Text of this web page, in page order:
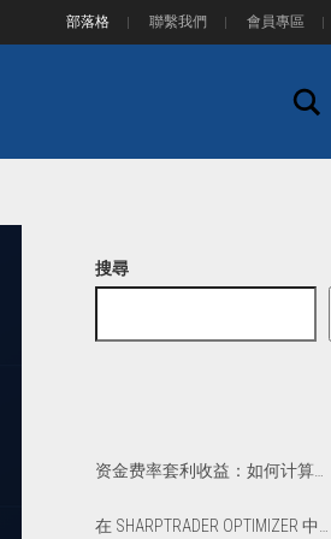
部落格 聯繫我們 會員專區
搜尋
资金费率套利收益：如何计算净 APR 和盈亏平衡点